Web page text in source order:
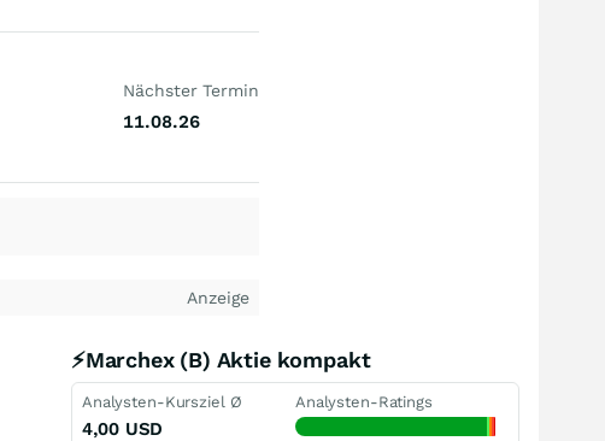
Nächster Termin
11.08.26
Anzeige
⚡Marchex (B) Aktie kompakt
Analysten-Kursziel Ø
4,00 USD
Analysten-Ratings